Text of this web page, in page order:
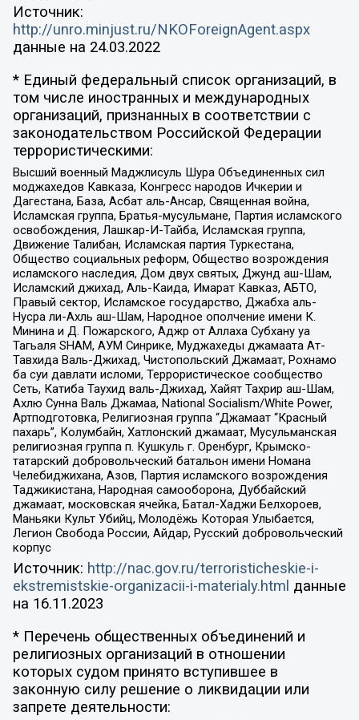
Источник:
http://unro.minjust.ru/NKOForeignAgent.aspx
данные на 24.03.2022
* Единый федеральный список организаций, в
том числе иностранных и международных
организаций, признанных в соответствии с
законодательством Российской Федерации
террористическими:
Высший военный Маджлисуль Шура Объединенных сил
моджахедов Кавказа, Конгресс народов Ичкерии и
Дагестана, База, Асбат аль-Ансар, Священная война,
Исламская группа, Братья-мусульмане, Партия исламского
освобождения, Лашкар-И-Тайба, Исламская группа,
Движение Талибан, Исламская партия Туркестана,
Общество социальных реформ, Общество возрождения
исламского наследия, Дом двух святых, Джунд аш-Шам,
Исламский джихад, Аль-Каида, Имарат Кавказ, АБТО,
Правый сектор, Исламское государство, Джабха аль-
Нусра ли-Ахль аш-Шам, Народное ополчение имени К.
Минина и Д. Пожарского, Аджр от Аллаха Субхану уа
Тагьаля SHAM, АУМ Синрике, Муджахеды джамаата Ат-
Тавхида Валь-Джихад, Чистопольский Джамаат, Рохнамо
ба суи давлати исломи, Террористическое сообщество
Сеть, Катиба Таухид валь-Джихад, Хайят Тахрир аш-Шам,
Ахлю Сунна Валь Джамаа, National Socialism/White Power,
Артподготовка, Религиозная группа “Джамаат “Красный
пахарь”, Колумбайн, Хатлонский джамаат, Мусульманская
религиозная группа п. Кушкуль г. Оренбург, Крымско-
татарский добровольческий батальон имени Номана
Челебиджихана, Азов, Партия исламского возрождения
Таджикистана, Народная самооборона, Дуббайский
джамаат, московская ячейка, Батал-Хаджи Белхороев,
Маньяки Культ Убийц, Молодёжь Которая Улыбается,
Легион Свобода России, Айдар, Русский добровольческий
корпус
Источник: http://nac.gov.ru/terroristicheskie-i-
ekstremistskie-organizacii-i-materialy.html данные
на 16.11.2023
* Перечень общественных объединений и
религиозных организаций в отношении
которых судом принято вступившее в
законную силу решение о ликвидации или
запрете деятельности: